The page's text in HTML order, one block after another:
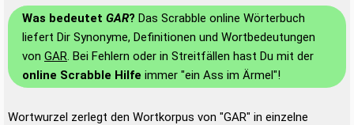
Was bedeutet GAR? Das Scrabble online Wörterbuch
liefert Dir Synonyme, Definitionen und Wortbedeutungen
von GAR. Bei Fehlern oder in Streitfällen hast Du mit der
online Scrabble Hilfe immer "ein Ass im Ärmel"!
Wortwurzel zerlegt den Wortkorpus von "GAR" in einzelne